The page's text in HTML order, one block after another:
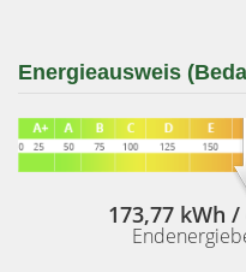
Energieausweis
173,77 kWh /